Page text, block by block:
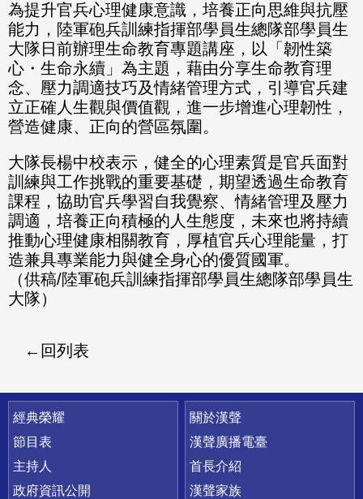
為提升官兵心理健康意識，培養正向思維與抗壓
能力，陸軍砲兵訓練指揮部學員生總隊部學員生
大隊日前辦理生命教育專題講座，以「韌性築
心・生命永續」為主題，藉由分享生命教育理
念、壓力調適技巧及情緒管理方式，引導官兵建
立正確人生觀與價值觀，進一步增進心理韌性，
營造健康、正向的營區氛圍。
大隊長楊中校表示，健全的心理素質是官兵面對
訓練與工作挑戰的重要基礎，期望透過生命教育
課程，協助官兵學習自我覺察、情緒管理及壓力
調適，培養正向積極的人生態度，未來也將持續
推動心理健康相關教育，厚植官兵心理能量，打
造兼具專業能力與健全身心的優質國軍。
（供稿/陸軍砲兵訓練指揮部學員生總隊部學員生
大隊）
回列表
快速連結
經典榮耀
節目表
主持人
政府資訊公開
關於漢聲
漢聲廣播電臺
首長介紹
漢聲家族